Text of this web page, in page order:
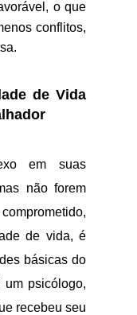
o que
conflitos,
de Vida
em suas
não forem
de vida, é
básicas do
um psicólogo,
recebeu seu